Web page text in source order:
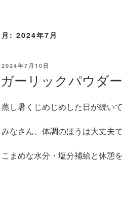
月: 2024年7月
投
日:
2024年7月10日
ガーリックパウダ
蒸し暑くじめじめした日が続いて
みなさん、体調のほうは大丈夫
こまめな水分・塩分補給と休憩